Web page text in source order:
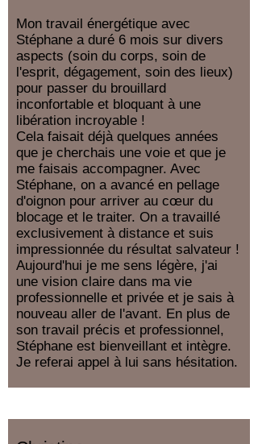
Mon travail énergétique avec
Stéphane a duré 6 mois sur divers
aspects (soin du corps, soin de
l'esprit, dégagement, soin des lieux)
pour passer du brouillard
inconfortable et bloquant à une
libération incroyable !
Cela faisait déjà quelques années
que je cherchais une voie et que je
me faisais accompagner. Avec
Stéphane, on a avancé en pellage
d'oignon pour arriver au cœur du
blocage et le traiter. On a travaillé
exclusivement à distance et suis
impressionnée du résultat salvateur !
Aujourd'hui je me sens légère, j'ai
une vision claire dans ma vie
professionnelle et privée et je sais à
nouveau aller de l'avant. En plus de
son travail précis et professionnel,
Stéphane est bienveillant et intègre.
Je referai appel à lui sans hésitation.